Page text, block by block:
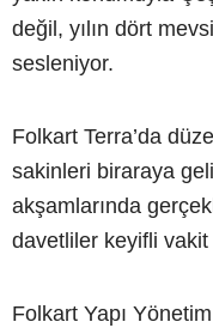
değil, yılın dört
sesleniyor.
Folkart Terra’da
sakinleri biraraya
akşamlarında
davetliler keyifli vakit
Folkart Yapı